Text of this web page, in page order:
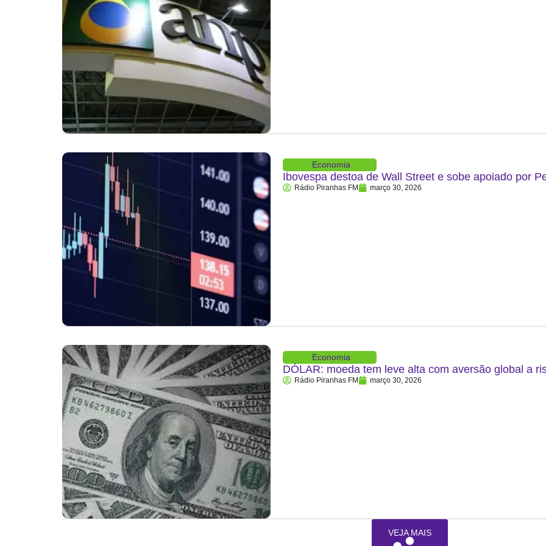
Economia
Ibovespa destoa de Wall Street e sobe apoiado por
Rádio Piranhas FM março 30, 2026
Economia
DÓLAR: moeda tem leve alta com aversão global a
Rádio Piranhas FM março 30, 2026
VEJA MAIS